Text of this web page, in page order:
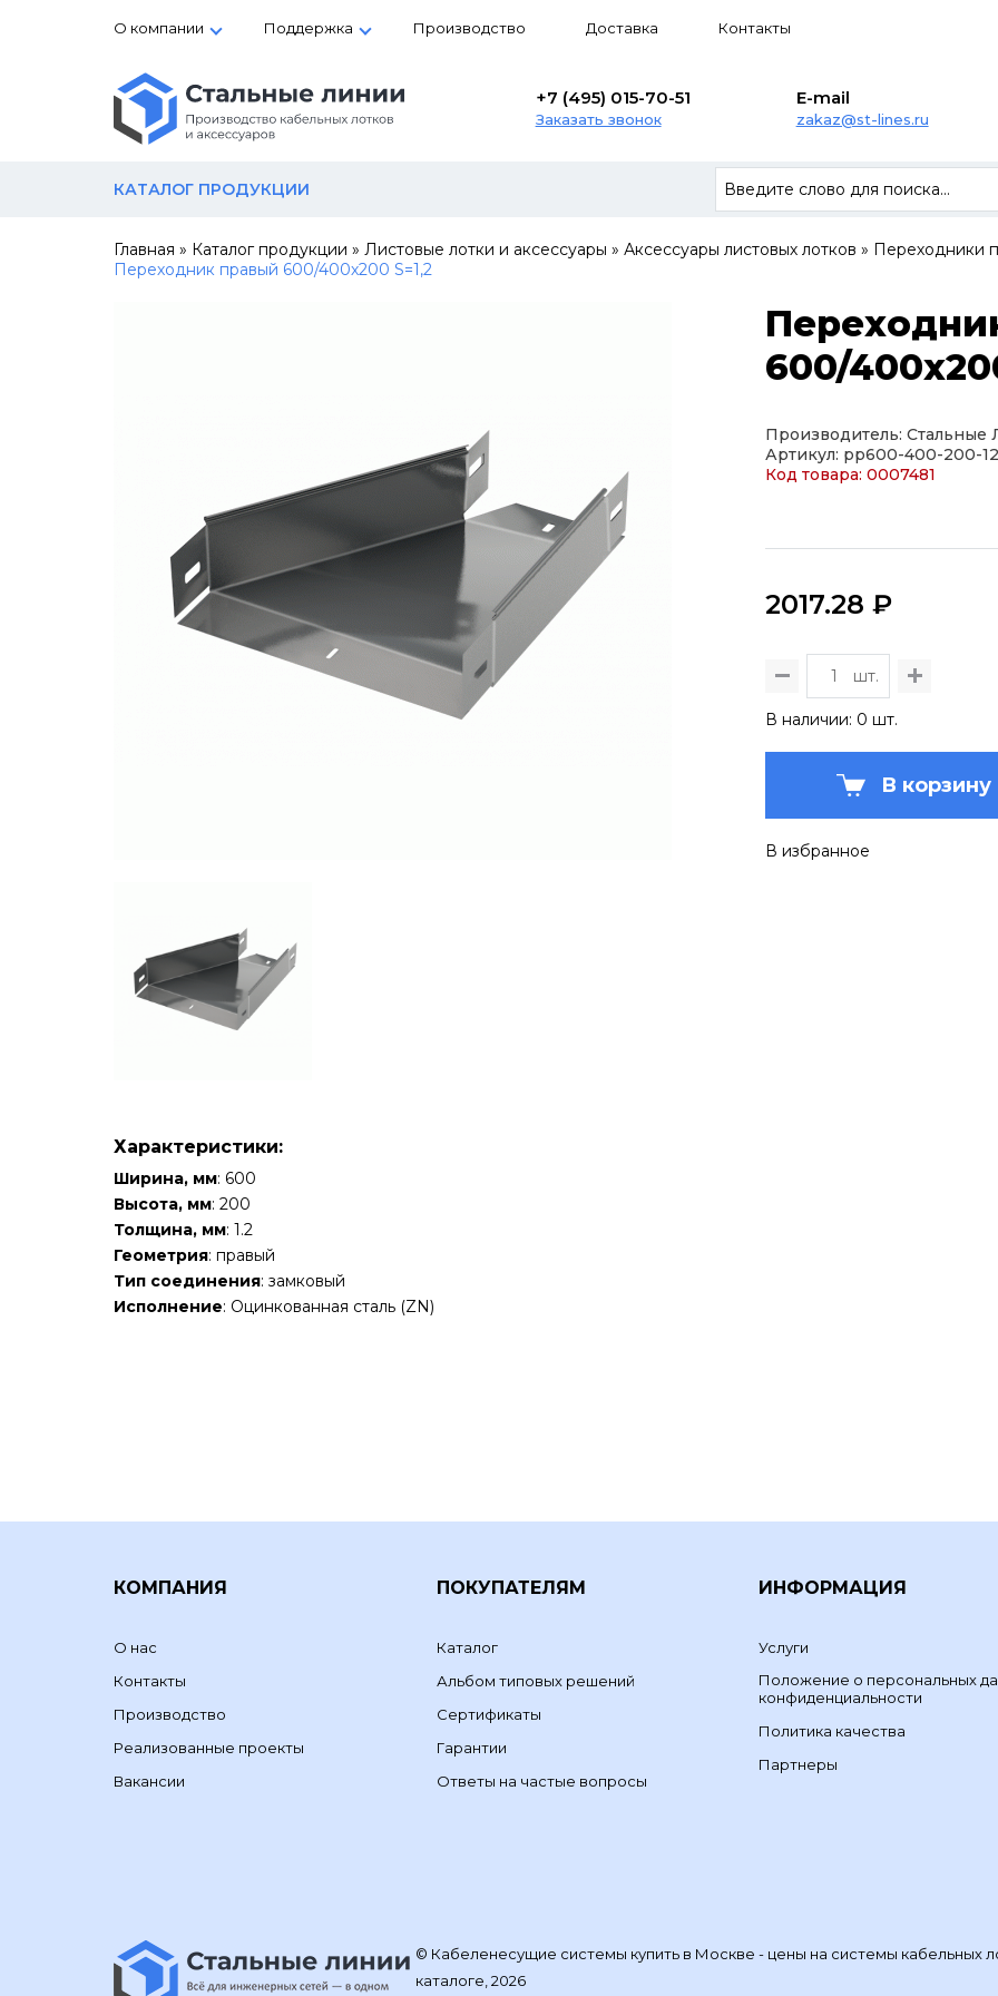
О компании Поддержка Производство Доставка Контакты
+7 (495) 015-70-51
Заказать звонок
E-mail
zakaz@st-lines.ru
КАТАЛОГ ПРОДУКЦИИ
Главная » Каталог продукции » Листовые лотки и аксессуары » Аксессуары листовых лотков » Переходники
Переходник правый 600/400х200 S=1,2
600/
Производитель: Стальные
Артикул: pp600-400-200-12
Код товара: 0007481
2017.28 ₽
шт.
В наличии: 0 шт.
В корзину
В избранное
Характеристики:
Ширина, мм: 600
Высота, мм: 200
Толщина, мм: 1.2
Геометрия: правый
Тип соединения: замковый
Исполнение: Оцинкованная сталь (ZN)
КОМПАНИЯ
О нас
Контакты
Производство
Реализованные проекты
Вакансии
ПОКУПАТЕЛЯМ
Каталог
Альбом типовых решений
Сертификаты
Гарантии
Ответы на частые вопросы
ИНФОРМАЦИЯ
Услуги
Положение о персональных
конфиденциальности
Политика качества
Партнеры
© Кабеленесущие системы купить в Москве - цены на системы кабельных
каталоге, 2026